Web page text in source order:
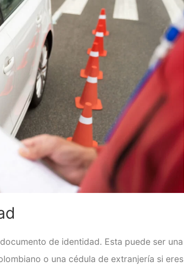
de identidad. Esta puede ser una
o una cédula de extranjería si eres